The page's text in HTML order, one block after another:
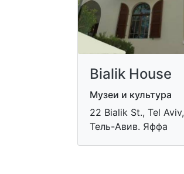
Bialik House
Музеи и культура
22 Bialik St., Tel Aviv,
Тель-Авив. Яффа